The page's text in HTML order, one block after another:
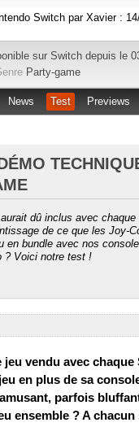
Switch par Xavier :
sur Switch depuis le
Party-game
News Test Previews
dû inclus avec chaque
de ce que les Joy-
en bundle avec nos
? Voici notre test !
vendu avec
en plus de sa
parfois
ensemble ? A